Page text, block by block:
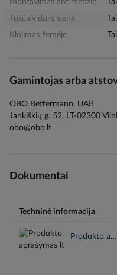
Montavimas ant medžio
Tuščiavidurė siena
Klojimas žemėje
Gamintojas arba
OBO Bettermann, UAB
Jankiškių g. 52, LT-02300
obo@obo.lt
Dokumentai
Techninė informacija
Produkto aprašymas lt.pdf